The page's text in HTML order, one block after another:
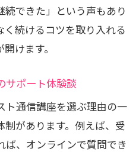
続できた」という声もあり
続けるコツを取り入れる
けます。
サポート体験談
ト通信講座を選ぶ理由の一
があります。例えば、受
、オンラインで質問でき